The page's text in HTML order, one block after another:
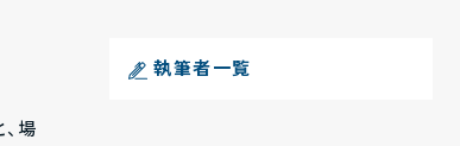
場
執筆者一覧